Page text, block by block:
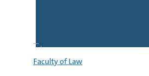
Faculty of Law